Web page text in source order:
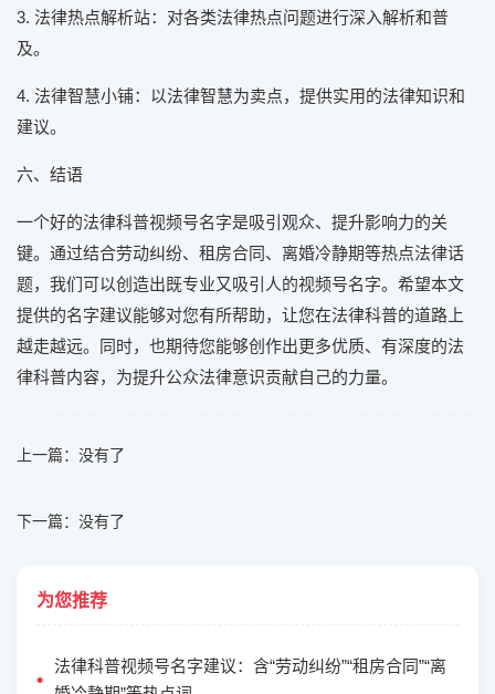
3. 法律热点解析站：对各类法律热点问题进行深入解析和普
及。
4. 法律智慧小铺：以法律智慧为卖点，提供实用的法律知识和
建议。
六、结语
一个好的法律科普视频号名字是吸引观众、提升影响力的关
键。通过结合劳动纠纷、租房合同、离婚冷静期等热点法律话
题，我们可以创造出既专业又吸引人的视频号名字。希望本文
提供的名字建议能够对您有所帮助，让您在法律科普的道路上
越走越远。同时，也期待您能够创作出更多优质、有深度的法
律科普内容，为提升公众法律意识贡献自己的力量。
上一篇：没有了
下一篇：没有了
为您推荐
法律科普视频号名字建议：含“劳动纠纷”“租房合同”“离